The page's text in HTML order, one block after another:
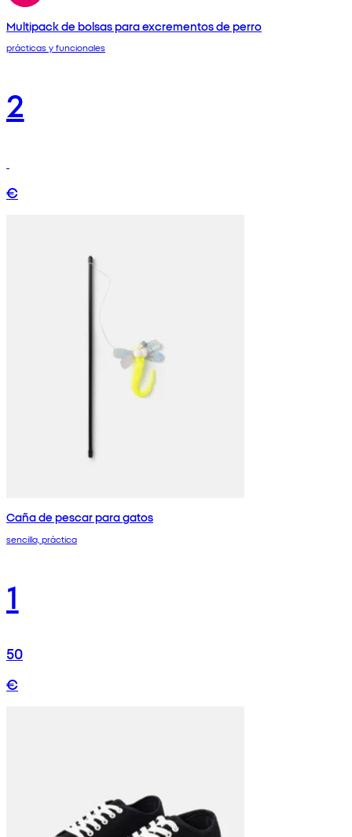
Multipack de bolsas para excrementos de perro
prácticas y funcionales
2
€
Caña de pescar para gatos
sencilla, práctica
1
50
€